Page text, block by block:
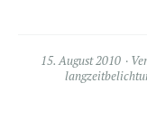
15. August 2010